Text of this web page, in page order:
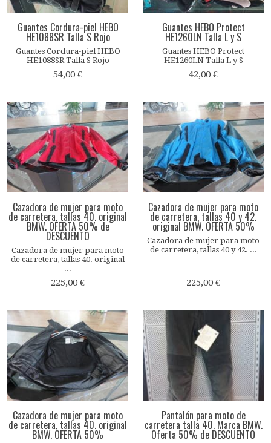
Guantes Cordura-piel HEBO
HE1088SR Talla S Rojo
Guantes Cordura-piel HEBO
HE1088SR Talla S Rojo
54,00 €
Guantes HEBO Protect
HE1260LN Talla L y S
Guantes HEBO Protect
HE1260LN Talla L y S
42,00 €
Cazadora de mujer para moto
de carretera, tallas 40. original
BMW. OFERTA 50% de
DESCUENTO
Cazadora de mujer para moto
de carretera, tallas 40. original
...
225,00 €
Cazadora de mujer para moto
de carretera, tallas 40 y 42.
original BMW. OFERTA 50%
Cazadora de mujer para moto
de carretera, tallas 40 y 42. ...
225,00 €
Cazadora de mujer para moto
de carretera, tallas 40. original
BMW. OFERTA 50%
Pantalón para moto de
carretera talla 40. Marca BMW.
Oferta 50% de DESCUENTO